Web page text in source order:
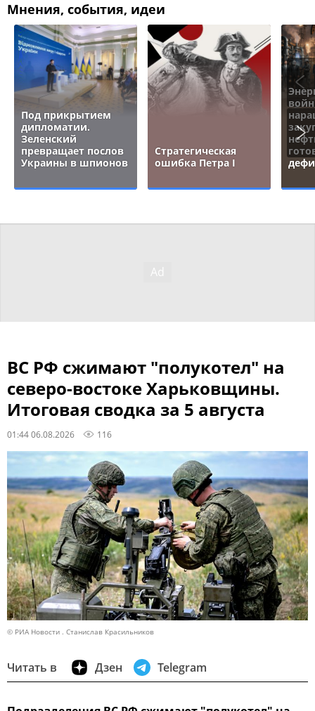
Мнения, события, идеи
Под прикрытием
дипломатии.
Зеленский
превращает послов
Украины в шпионов
Стратегическая
ошибка Петра I
ВС РФ сжимают "полукотел" на
северо-востоке Харьковщины.
Итоговая сводка за 5 августа
01:44 06.08.2026 116
© РИА Новости . Станислав Красильников
Читать в Дзен Telegram